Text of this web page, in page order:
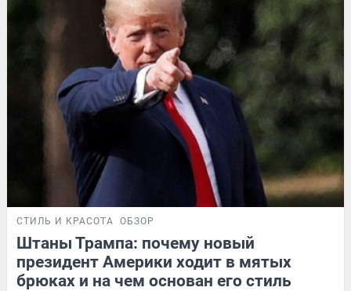
СТИЛЬ И КРАСОТА ОБЗОР
Штаны Трампа: почему новый
президент Америки ходит в мятых
брюках и на чем основан его стиль